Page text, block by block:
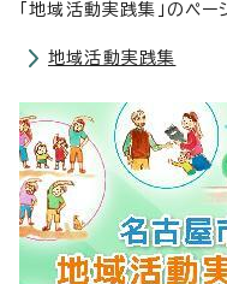
「地域活動実践集」のペ
地域活動実践集